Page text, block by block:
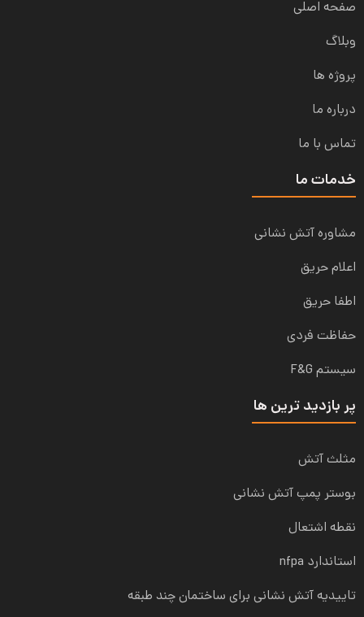
صفحه اصلی
وبلاگ
پروژه ها
درباره ما
تماس با ما
خدمات ما
مشاوره آتش نشانی
اعلام حریق
اطفا حریق
حفاظت فردی
سیستم F&G
پر بازدید ترین ها
مثلث آتش
بوستر پمپ آتش نشانی
نقطه اشتعال
استاندارد nfpa
تاییدیه آتش نشانی برای ساختمان چند طبقه